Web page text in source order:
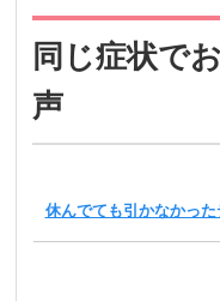
同じ症状で
声
休んでても引かなかっ